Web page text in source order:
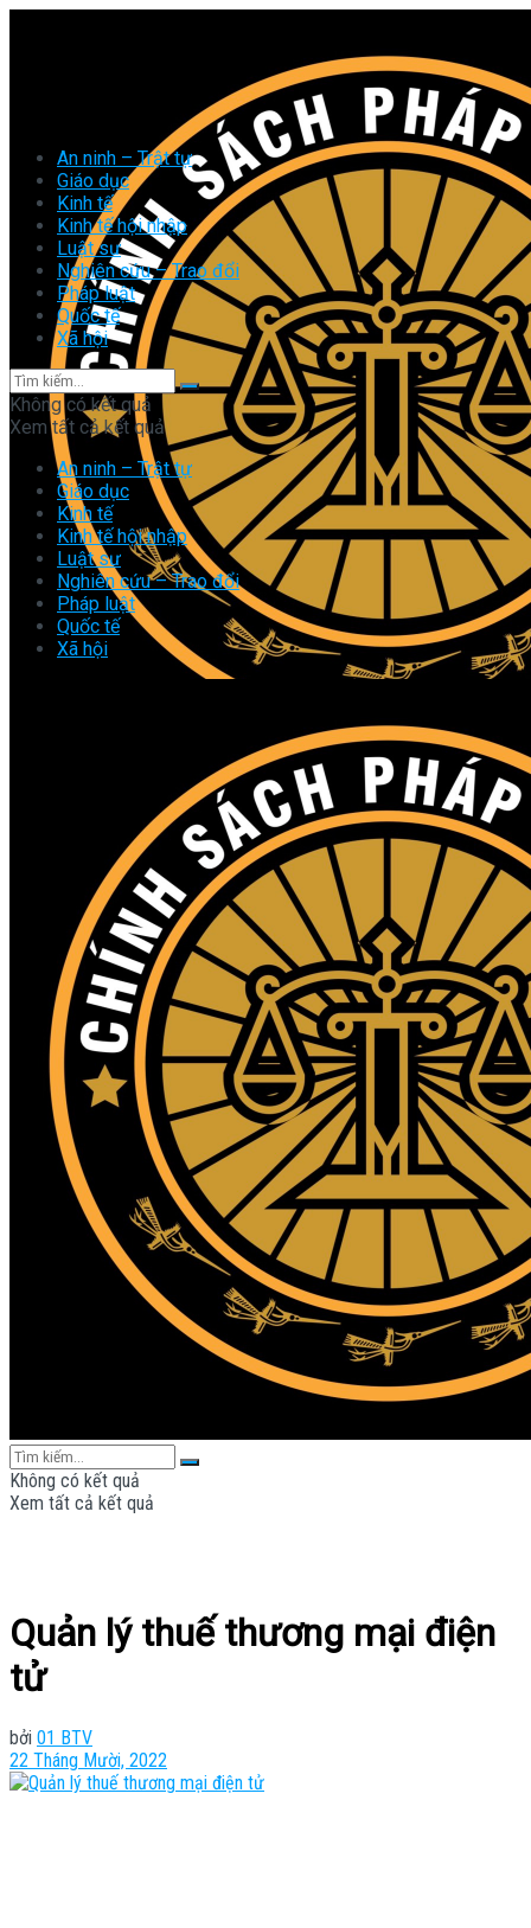
An ninh – Trật tự
Giáo dục
Kinh tế
Kinh tế hội nhập
Luật sư
Nghiên cứu – Trao đổi
Pháp luật
Quốc tế
Xã hội
Không có kết quả
Xem tất cả kết quả
An ninh – Trật tự
Giáo dục
Kinh tế
Kinh tế hội nhập
Luật sư
Nghiên cứu – Trao đổi
Pháp luật
Quốc tế
Xã hội
Không có kết quả
Xem tất cả kết quả
Quản lý thuế thương mại điện
tử
bởi 01 BTV
22 Tháng Mười, 2022